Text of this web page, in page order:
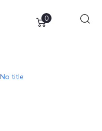
0
No title